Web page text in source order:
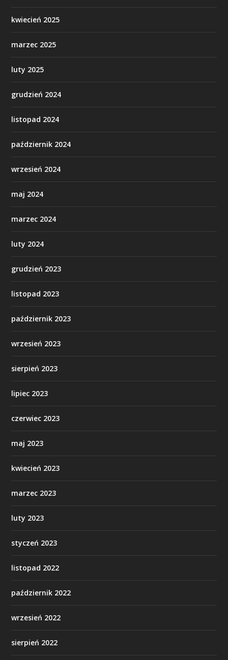
kwiecień 2025
marzec 2025
luty 2025
grudzień 2024
listopad 2024
październik 2024
wrzesień 2024
maj 2024
marzec 2024
luty 2024
grudzień 2023
listopad 2023
październik 2023
wrzesień 2023
sierpień 2023
lipiec 2023
czerwiec 2023
maj 2023
kwiecień 2023
marzec 2023
luty 2023
styczeń 2023
listopad 2022
październik 2022
wrzesień 2022
sierpień 2022